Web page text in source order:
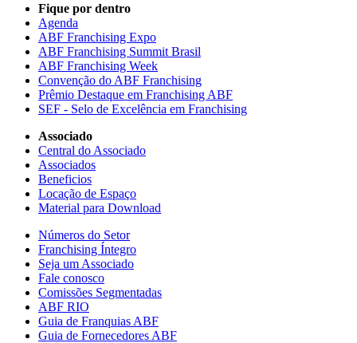
Fique por dentro
Agenda
ABF Franchising Expo
ABF Franchising Summit Brasil
ABF Franchising Week
Convenção do ABF Franchising
Prêmio Destaque em Franchising ABF
SEF - Selo de Excelência em Franchising
Associado
Central do Associado
Associados
Beneficios
Locação de Espaço
Material para Download
Números do Setor
Franchising Íntegro
Seja um Associado
Fale conosco
Comissões Segmentadas
ABF RIO
Guia de Franquias ABF
Guia de Fornecedores ABF